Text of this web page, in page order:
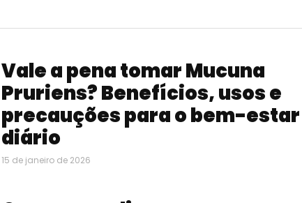
Vale a pena tomar Mucuna
Pruriens? Benefícios, usos e
precauções para o bem-estar
diário
15 de janeiro de 2026